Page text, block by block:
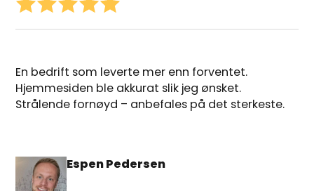
En bedrift som leverte mer enn forventet.
Hjemmesiden ble akkurat slik jeg ønsket.
Strålende fornøyd – anbefales på det sterkeste.
Espen Pedersen